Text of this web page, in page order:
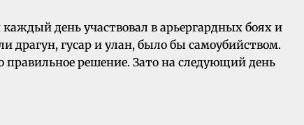
день участвовал в арьергардных боях и
драгун, гусар и улан, было бы самоубийством.
правильное решение. Зато на следующий день